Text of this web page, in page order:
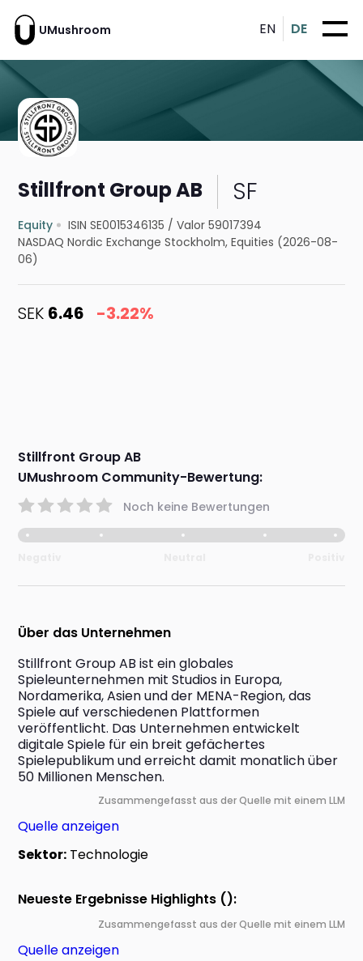
UMushroom EN DE
Stillfront Group AB SF
Equity ISIN SE0015346135 /Valor 59017394
NASDAQ Nordic Exchange Stockholm, Equities (2026-08-
06)
SEK 6.46 -3.22%
Stillfront Group AB
UMushroom Community-Bewertung:
Noch keine Bewertungen
Über das Unternehmen
Stillfront Group AB ist ein globales
Spieleunternehmen mit Studios in Europa,
Nordamerika, Asien und der MENA-Region, das
Spiele auf verschiedenen Plattformen
veröffentlicht. Das Unternehmen entwickelt
digitale Spiele für ein breit gefächertes
Spielepublikum und erreicht damit monatlich über
50 Millionen Menschen.
Zusammengefasst aus der Quelle mit einem LLM
Quelle anzeigen
Sektor: Technologie
Neueste Ergebnisse Highlights ():
Zusammengefasst aus der Quelle mit einem LLM
Quelle anzeigen